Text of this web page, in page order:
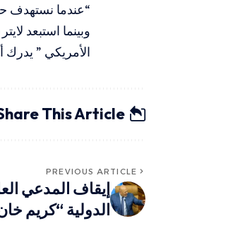
“عندما نستهدف
وبينما استبعد
الأمريكي ” يدرك
This Article
PREVIOUS ARTICLE
إيقاف المدعي
الدولية “كريم